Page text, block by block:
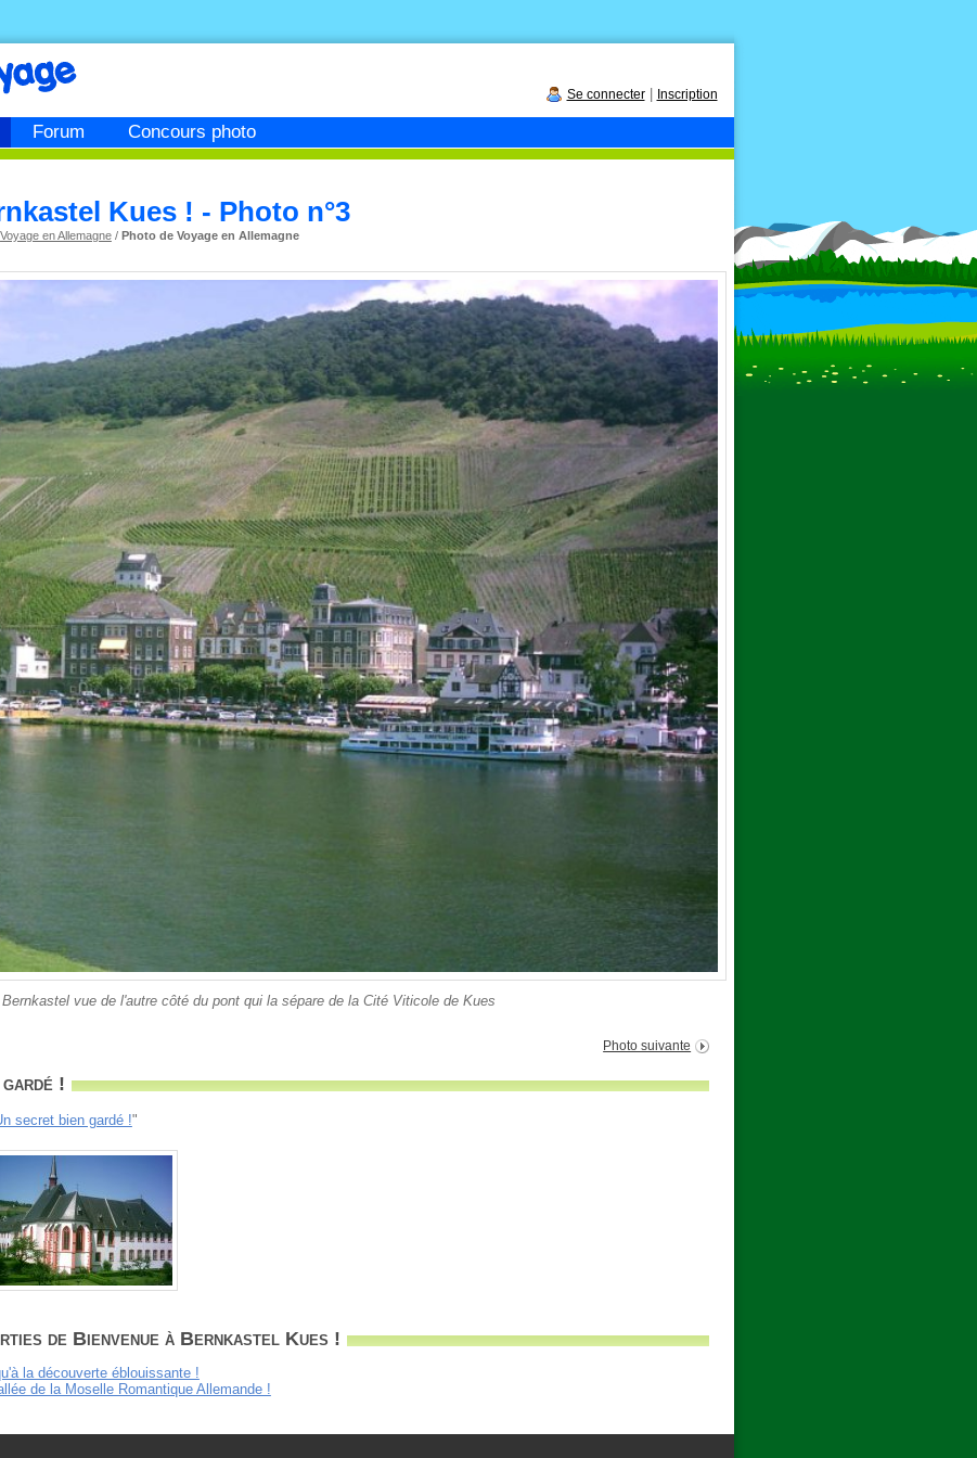
Forum Concours photo
Se connecter| Inscription
Kues ! - Photo n°3
Voyage en Allemagne/ Photo de Voyage en Allemagne
Bernkastel vue de l'autre côté du pont qui la sépare de la Cité Viticole de Kues
Photo suivante
!
secret bien gardé !"
de Bienvenue à Bernkastel Kues !
la découverte éblouissante !
de la Moselle Romantique Allemande !